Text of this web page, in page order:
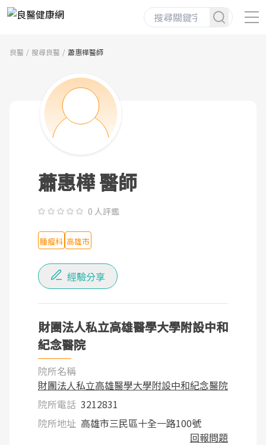
良醫 搜尋良醫 蕭惠樺醫師
蕭惠樺 醫師
0 人評鑑
腫瘤科 高雄市
經驗分享
財團法人私立高雄醫學大學附設中和
紀念醫院
院所名稱
財團法人私立高雄醫學大學附設中和紀念醫院
院所電話 3212831
院所地址 高雄市三民區十全一路100號
回報問題